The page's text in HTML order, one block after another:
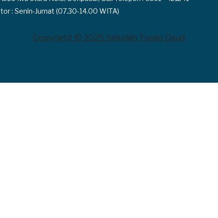
: Senin-Jumat (07.30-14.00 WITA)
Copyright © 2025 Sekolah Tunas Daud